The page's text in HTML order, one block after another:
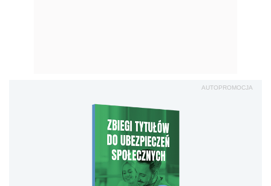
AUTOPROMOCJA